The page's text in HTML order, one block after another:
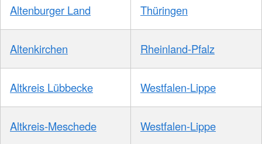
Altenburger Land Thüringen
Altenkirchen Rheinland-Pfalz
Altkreis Lübbecke Westfalen-Lippe
Altkreis-Meschede Westfalen-Lippe